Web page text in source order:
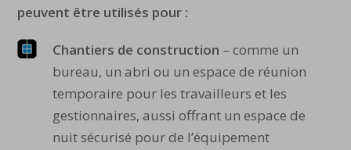
peuvent être utilisés pour :
Chantiers de construction – comme un
bureau, un abri ou un espace de réunion
temporaire pour les travailleurs et les
gestionnaires, aussi offrant un espace de
nuit sécurisé pour de l’équipement